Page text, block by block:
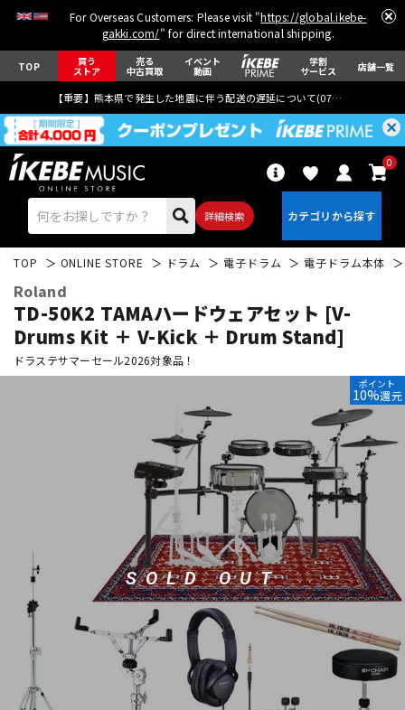
For Overseas Customers: Please visit "https://global.ikebe-
gakki.com/" for direct international shipping.
TOP 買う
ストア
売る
中古買取
イベント
動画
学割
サービス 店舗一覧
【重要】熊本県で発生した地震に伴う配送の遅延について(07月29日
詳細検索
0
エレキギター
パーカッション
キーボード 電子ピアノ
管楽器 その他楽器
TOP ONLINE STORE ドラム 電子ドラム 電子ドラム本体
Roland
TD-50K2 TAMAハードウェアセット [V-
Drums Kit ＋ V-Kick ＋ Drum Stand]
ドラステサマーセール2026対象品！
SOLD OUT
ポイント
10%還元